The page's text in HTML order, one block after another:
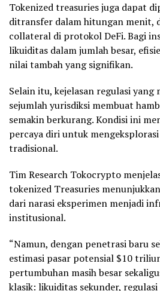
Tokenized treasuries juga dapat
ditransfer dalam hitungan menit,
collateral di protokol DeFi. Bagi
likuiditas dalam jumlah besar,
nilai tambah yang signifikan.
Selain itu, kejelasan regulasi yang
sejumlah yurisdiksi membuat
semakin berkurang. Kondisi ini
percaya diri untuk
tradisional.
Tim Research Tokocrypto
tokenized Treasuries
dari narasi eksperimen menjadi
institusional.
“Namun, dengan penetrasi baru
estimasi pasar potensial $10
pertumbuhan masih besar
klasik: likuiditas sekunder,